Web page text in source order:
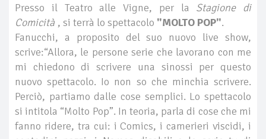
Presso il Teatro alle Vigne, per la Stagione di
Comicità , si terrà lo spettacolo "MOLTO POP".
Fanucchi, a proposito del suo nuovo live show,
scrive:“Allora, le persone serie che lavorano con me
mi chiedono di scrivere una sinossi per questo
nuovo spettacolo. Io non so che minchia scrivere.
Perciò, partiamo dalle cose semplici. Lo spettacolo
si intitola “Molto Pop”. In teoria, parla di cose che mi
fanno ridere, tra cui: i Comics, i camerieri viscidi, i